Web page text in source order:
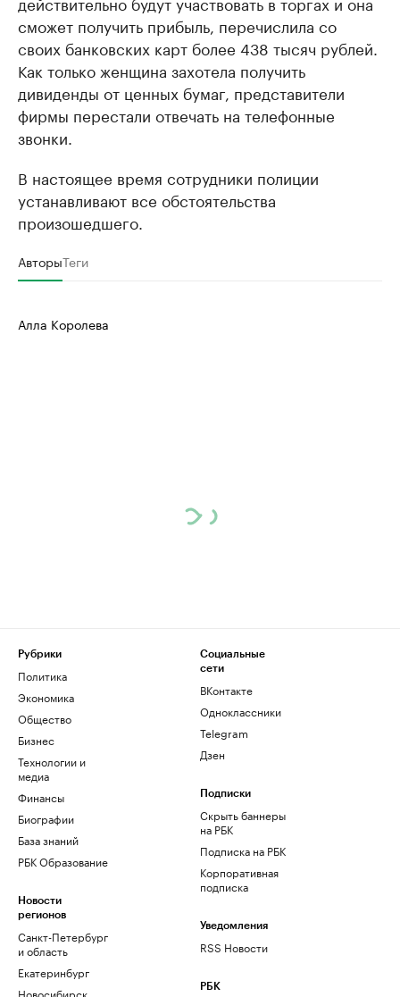
сможет получить прибыль, перечислила со
своих банковских карт более 438 тысяч рублей.
Как только женщина захотела получить
дивиденды от ценных бумаг, представители
фирмы перестали отвечать на телефонные
звонки.
В настоящее время сотрудники полиции
устанавливают все обстоятельства
произошедшего.
АвторыТеги
Алла Королева
Рубрики
Политика
Экономика
Общество
Бизнес
Технологии и
медиа
Финансы
Биографии
База знаний
РБК Образование
Новости
регионов
Санкт-Петербург
и область
Екатеринбург
Новосибирск
Социальные
сети
ВКонтакте
Одноклассники
Telegram
Дзен
Подписки
Скрыть баннеры
на РБК
Подписка на РБК
Корпоративная
подписка
Уведомления
RSS Новости
РБК